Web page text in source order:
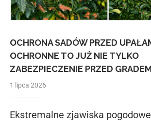
OCHRONA SADÓW PRZED
OCHRONNE TO JUŻ NIE TYLKO
ZABEZPIECZENIE PRZED GRADEM
1 lipca 2026
Ekstremalne zjawiska